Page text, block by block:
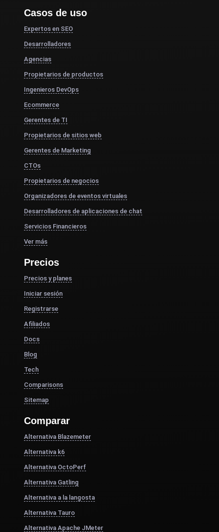
Casos de uso
Expertos en SEO
Desarrolladores
Agencias
Propietarios de productos
Ingenieros DevOps
Ecommerce
Gerentes de TI
Propietarios de sitios web
Gerentes de Marketing
CTOs
Propietarios de negocios
Organizadores de eventos virtuales
Desarrolladores de aplicaciones de chat
Servicios Financieros
Ver más
Precios
Precios y planes
Iniciar sesión
Registrarse
Afiliados
Docs
Blog
Tech
Comparisons
Sitemap
Comparar
Alternativa Blazemeter
Alternativa k6
Alternativa OctoPerf
Alternativa Gatling
Alternativa a la langosta
Alternativa Tauro
Alternativa Apache JMeter